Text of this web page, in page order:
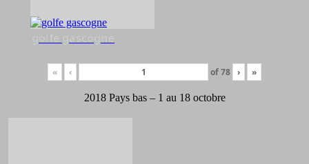
golfe gascogne
« ‹ of78 › »
2018 Pays bas – 1 au 18 octobre